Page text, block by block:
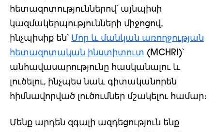
հետազոտություններով՝ այնպիսի
կազմակերպությունների միջոցով,
ինչպիսիք են՝ Մոր և մանկան առողջության
հետազոտական ինստիտուտ (MCHRI)՝
անհավասարությունը հասկանալու և
լուծելու, ինչպես նաև գիտականորեն
հիմնավորված լուծումներ մշակելու համար։
Մենք արդեն զգալի ազդեցություն ենք